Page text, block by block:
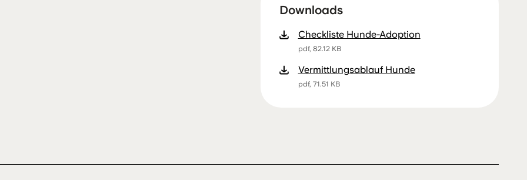
Downloads
Checkliste Hunde-Adoption
pdf, 82.12 KB
Vermittlungsablauf Hunde
pdf, 71.51 KB